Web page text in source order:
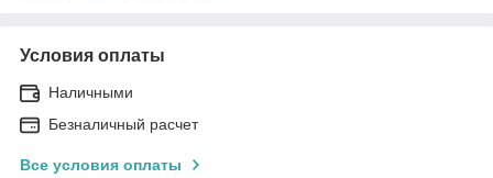
Условия оплаты
Наличными
Безналичный расчет
Все условия оплаты